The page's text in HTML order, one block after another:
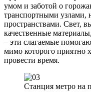
умом и заботой о
транспортными узлами,
пространствами. Свет,
качественные
– эти слагаемые
мимо которого приятно
провести время.
Станция метро на